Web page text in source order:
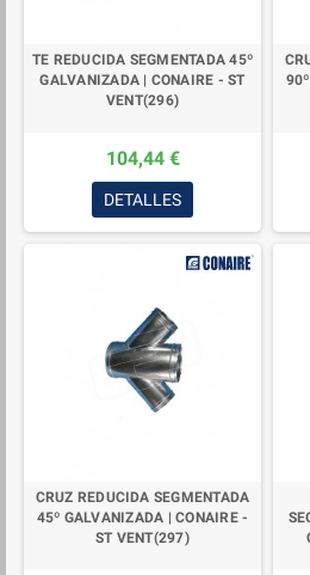
TE REDUCIDA SEGMENTADA 45º
GALVANIZADA | CONAIRE - ST
VENT(296)
104,44 €
DETALLES
CRUZ REDUCIDA SEGMENTADA
45º GALVANIZADA | CONAIRE -
ST VENT(297)